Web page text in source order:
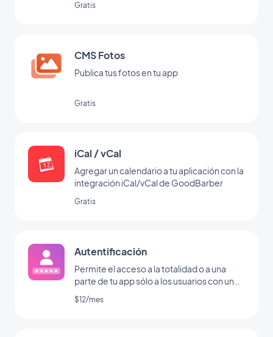
Gratis
CMS Fotos
Publica tus fotos en tu app
Gratis
iCal / vCal
Agregar un calendario a tu aplicación con la
integración iCal/vCal de GoodBarber
Gratis
Autentificación
Permite el acceso a la totalidad o a una
parte de tu app sólo a los usuarios con un
nombre de usuario/contraseña
$12/mes